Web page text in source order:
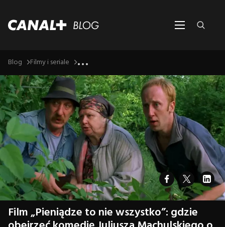
Blog Filmy i seriale ...
Film „Pieniądze to nie wszystko”: gdzie